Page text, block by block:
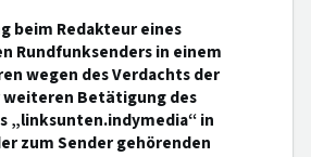
beim Redakteur eines
Rundfunksenders in einem
wegen des Verdachts der
Betätigung des
„linksunten.indymedia“ in
zum Sender gehörenden